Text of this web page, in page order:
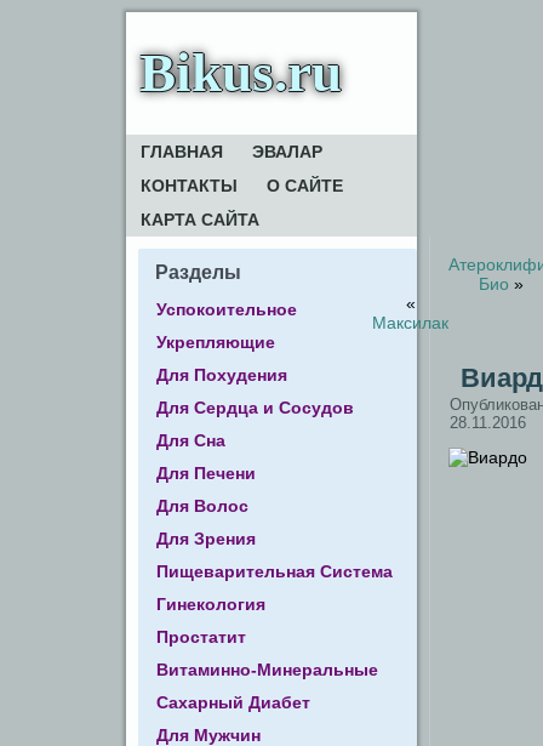
Bikus.ru
ГЛАВНАЯ
ЭВАЛАР
КОНТАКТЫ
О САЙТЕ
КАРТА САЙТА
Разделы
Успокоительное
Укрепляющие
Для Похудения
Для Сердца и Сосудов
Для Сна
Для Печени
Для Волос
Для Зрения
Пищеварительная Система
Гинекология
Простатит
Витаминно-Минеральные
Сахарный Диабет
Для Мужчин
Био »
«
Максилак
28.11.2016